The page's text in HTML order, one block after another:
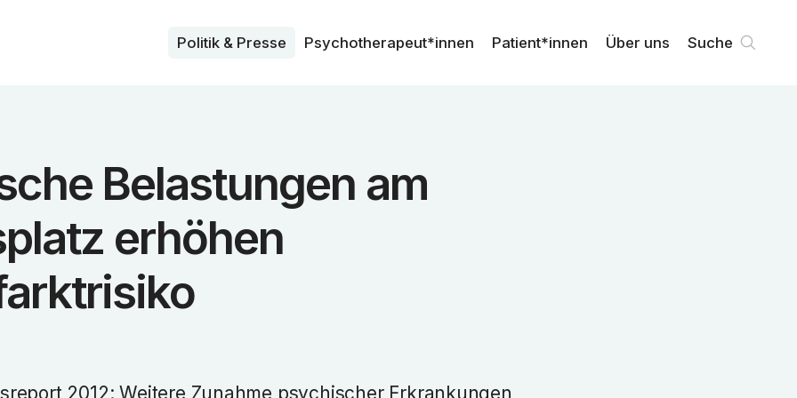
Politik & Presse
Psycho­therapeut*innen Patient*innen Über uns Suche
Belastungen am
erhöhen
2012: Weitere Zunahme psychischer Erkrankungen